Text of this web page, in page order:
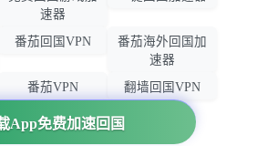
App免费加速回国
速器
番茄回国VPN
番茄海外回国加
速器
番茄VPN
翻墙回国VPN
速器
回国VPN推荐